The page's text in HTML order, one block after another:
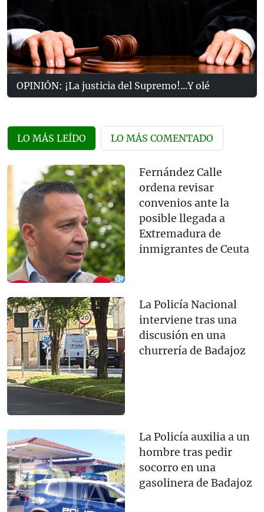
OPINIÓN: ¡La justicia del Supremo!...Y olé
LO MÁS LEÍDO LO MÁS COMENTADO
Fernández Calle
ordena revisar
convenios ante la
posible llegada a
Extremadura de
inmigrantes de Ceuta
La Policía Nacional
interviene tras una
discusión en una
churrería de Badajoz
La Policía auxilia a un
hombre tras pedir
socorro en una
gasolinera de Badajoz